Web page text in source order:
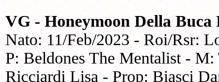
VG - Honeymoon Della Buca
Nato: 11/Feb/2023 - Roi/Rsr:
P: Beldones The Mentalist -
Ricciardi Lisa - Prop: Biasci